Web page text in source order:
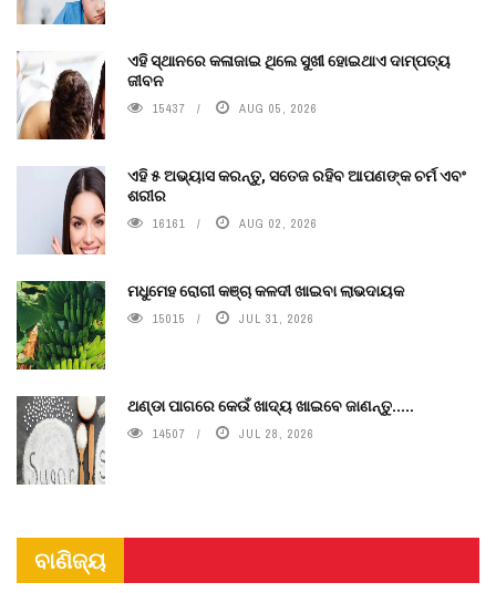
ଏହି ସ୍ଥାନରେ କଳାଜାଇ ଥିଲେ ସୁଖୀ ହୋଇଥାଏ ଦାମ୍ପତ୍ୟ
ଜୀବନ
15437 AUG 05, 2026
ଏହି ୫ ଅଭ୍ୟାସ କରନ୍ତୁ, ସତେଜ ରହିବ ଆପଣଙ୍କ ଚର୍ମ ଏବଂ
ଶରୀର
16161 AUG 02, 2026
ମଧୁମେହ ରୋଗୀ କଞ୍ଚା କଳଦୀ ଖାଇବା ଲାଭଦାୟକ
15015 JUL 31, 2026
ଥଣ୍ଡା ପାଗରେ କେଉଁ ଖାଦ୍ୟ ଖାଇବେ ଜାଣନ୍ତୁ.....
14507 JUL 28, 2026
ବାଣିଜ୍ୟ